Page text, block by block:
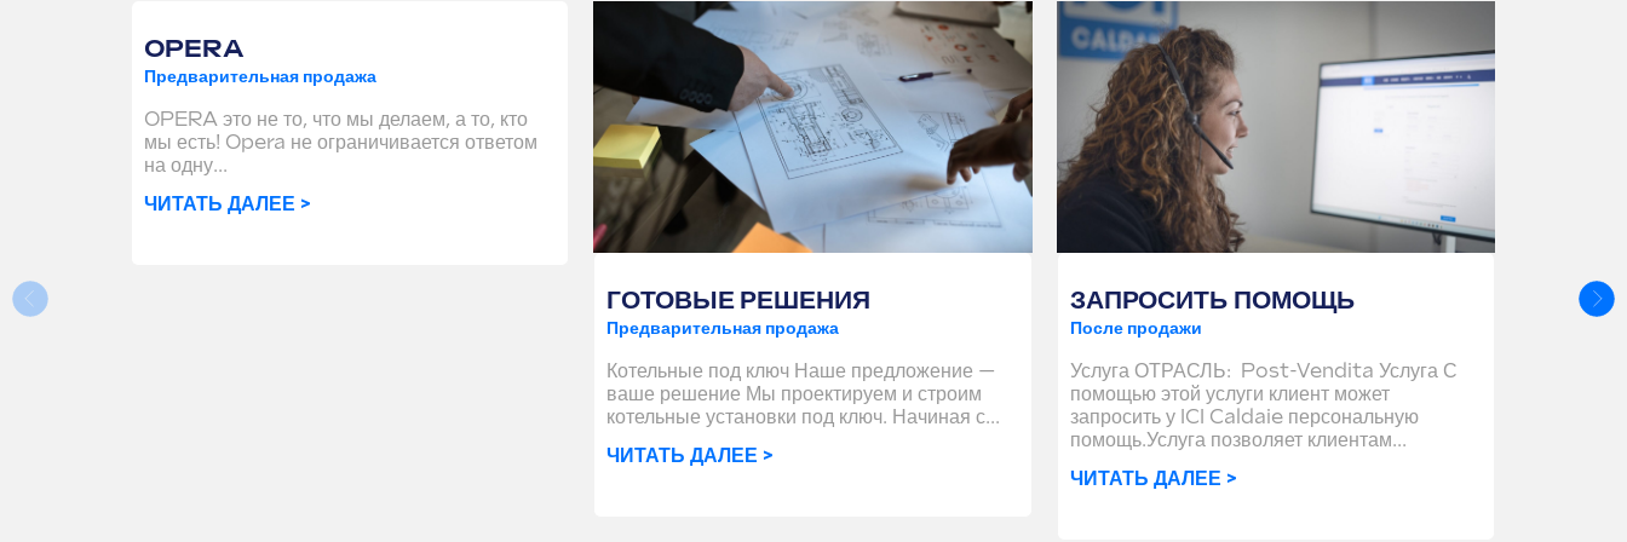
OPERA
Предварительная продажа
OPERA это не то, что мы делаем, а то, кто
мы есть! Opera не ограничивается ответом
на одну...
ЧИТАТЬ ДАЛЕЕ >
ГОТОВЫЕ РЕШЕНИЯ
Предварительная продажа
Котельные под ключ Наше предложение —
ваше решение Мы проектируем и строим
котельные установки под ключ. Начиная с...
ЧИТАТЬ ДАЛЕЕ >
ЗАПРОСИТЬ ПОМОЩЬ
После продажи
Услуга ОТРАСЛЬ: Post-Vendita Услуга С
помощью этой услуги клиент может
запросить у ICI Caldaie персональную
помощь.Услуга позволяет клиентам...
ЧИТАТЬ ДАЛЕЕ >